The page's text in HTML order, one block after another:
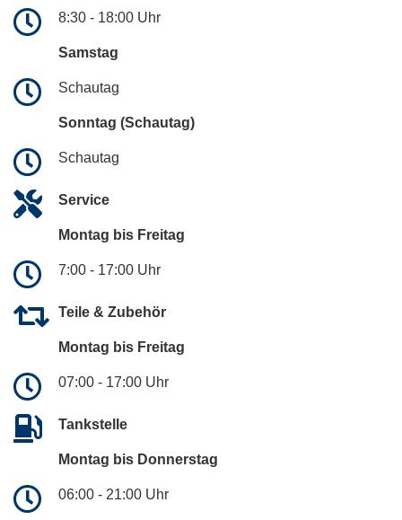
8:30 - 18:00 Uhr
Samstag
Schautag
Sonntag (Schautag)
Schautag
Service
Montag bis Freitag
7:00 - 17:00 Uhr
Teile & Zubehör
Montag bis Freitag
07:00 - 17:00 Uhr
Tankstelle
Montag bis Donnerstag
06:00 - 21:00 Uhr